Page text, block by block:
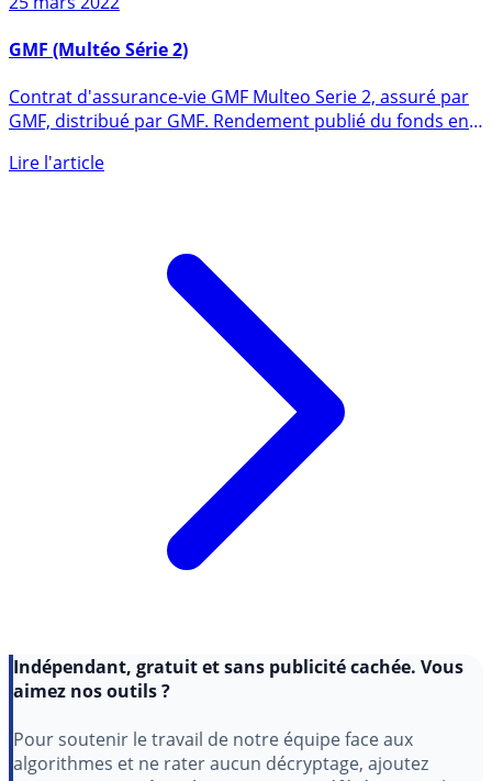
Contrat d'assurance-vie GMF Multeo Serie 2, assuré par
GMF, distribué par GMF. Rendement publié du fonds en
euros en (...)
Indépendant, gratuit et sans publicité cachée. Vous
Pour soutenir le travail de notre équipe face aux